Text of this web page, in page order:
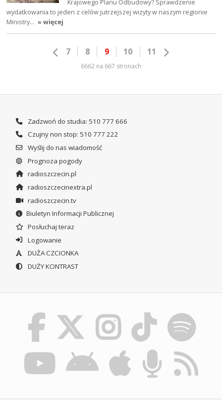
Krajowego Planu Odbudowy? Sprawdzenie
wydatkowania to jeden z celów jutrzejszej wizyty w naszym regionie
Ministry… » więcej
7 8 9 10 11
6662 na 667 stronach
Zadzwoń do studia: 510 777 666
Czujny non stop: 510 777 222
Wyślij do nas wiadomość
Prognoza pogody
radioszczecin.pl
radioszczecinextra.pl
radioszczecin.tv
Biuletyn Informacji Publicznej
Posłuchaj teraz
Logowanie
DUŻA CZCIONKA
DUŻY KONTRAST